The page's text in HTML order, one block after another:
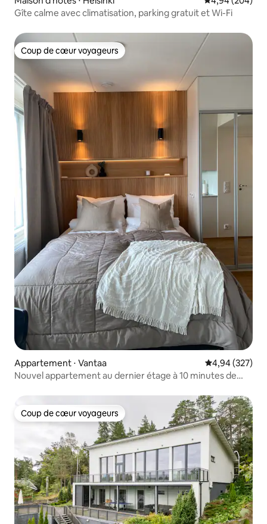
Gîte calme avec climatisation, parking gratuit et Wi-Fi
Coup de cœur voyageurs
Coup de cœur voyageurs
Appartement ⋅ Vantaa Évaluation
4,94 (327)
Nouvel appartement au dernier étage à 10 minutes de
Coup de cœur voyageurs
Coup de cœur voyageurs